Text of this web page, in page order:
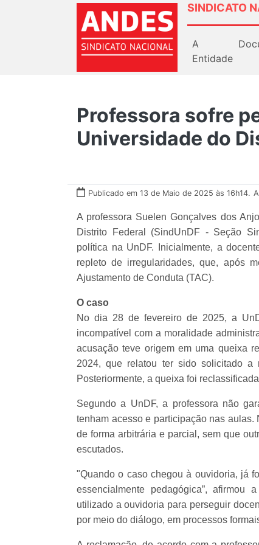
SINDICATO
A
Entidade
Professora sofre
Universidade do
Publicado em 13 de Maio de 2025 às 16h14.
A professora Suelen Gonçalves dos
Distrito Federal (SindUnDF - Seção
política na UnDF. Inicialmente, a
repleto de irregularidades, que, após
Ajustamento de Conduta (TAC).
O caso
No dia 28 de fevereiro de 2025, a
incompatível com a moralidade
acusação teve origem em uma queixa
2024, que relatou ter sido solicitado
Posteriormente, a queixa foi
Segundo a UnDF, a professora não
tenham acesso e participação nas
de forma arbitrária e parcial, sem que
escutados.
"Quando o caso chegou à ouvidoria, já
essencialmente pedagógica”,
utilizado a ouvidoria para perseguir
por meio do diálogo, em processos